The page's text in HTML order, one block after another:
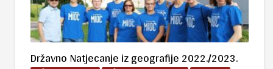
Državno Natjecanje iz geografije 2022./2023.